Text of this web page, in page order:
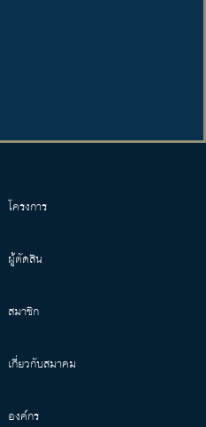
โครงการ
ผู้ตัดสิน
สมาชิก
เกี่ยวกับสมาคม
องค์กร